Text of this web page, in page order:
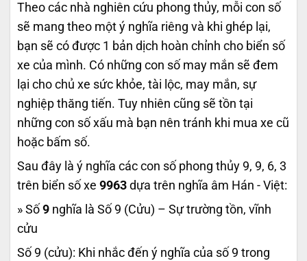
Theo các nhà nghiên cứu phong thủy, mỗi con số
sẽ mang theo một ý nghĩa riêng và khi ghép lại,
bạn sẽ có được 1 bản dịch hoàn chỉnh cho biển số
xe của mình. Có những con số may mắn sẽ đem
lại cho chủ xe sức khỏe, tài lộc, may mắn, sự
nghiệp thăng tiến. Tuy nhiên cũng sẽ tồn tại
những con số xấu mà bạn nên tránh khi mua xe cũ
hoặc bấm số.
Sau đây là ý nghĩa các con số phong thủy 9, 9, 6, 3
trên biển số xe 9963 dựa trên nghĩa âm Hán - Việt:
» Số 9 nghĩa là Số 9 (Cửu) – Sự trường tồn, vĩnh
cửu
Số 9 (cửu): Khi nhắc đến ý nghĩa của số 9 trong